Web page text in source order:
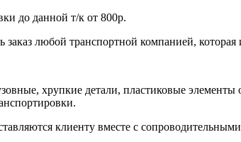
до данной т/к от 800р.
любой транспортной компанией, которая
хрупкие детали, пластиковые
клиенту вместе с